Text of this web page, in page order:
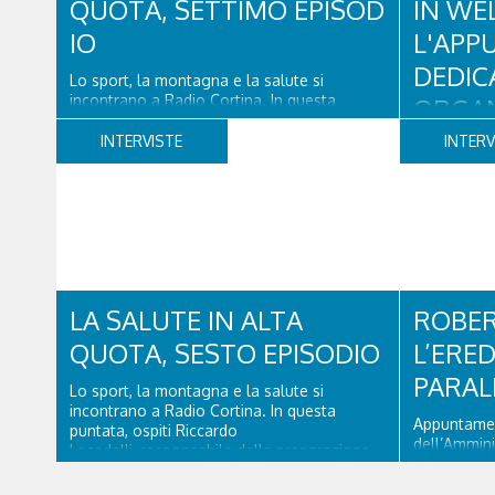
QUOTA, SETTIMO EPISOD
IO
Lo sport, la montagna e la salute si
incontrano a Radio Cortina. In questa
puntata, ospiti il dottor Alessandro Forti, di
Gvm Opsedale Cortina, Anestesista
Rianimatore, Medico dell'Urgenza e Medico
IN
INTERVISTE
LA SALUTE IN ALTA
QUOTA, SESTO EPISODIO
Lo sport, la montagna e la salute si
incontrano a Radio Cortina. In questa
puntata, ospiti Riccardo
Lacedelli, responsabile della preparazione